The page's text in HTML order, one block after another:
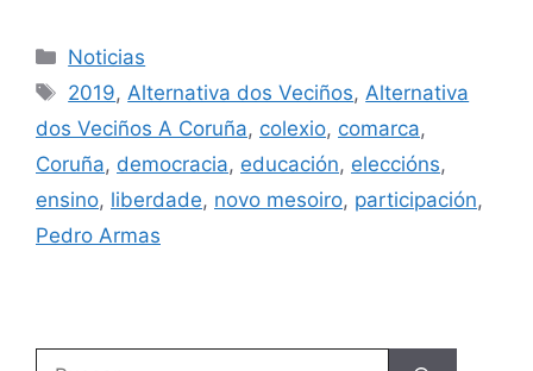
Noticias
2019,Alternativa dos Veciños,Alternativa
dos Veciños A Coruña, colexio, comarca,
Coruña, democracia, educación, eleccións,
ensino, liberdade, novo mesoiro, participación,
Pedro Armas